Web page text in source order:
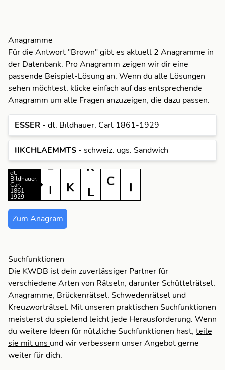
Anagramme
Für die Antwort "Brown" gibt es aktuell 2 Anagramme in
der Datenbank. Pro Anagramm zeigen wir dir eine
passende Beispiel-Lösung an. Wenn du alle Lösungen
sehen möchtest, klicke einfach auf das entsprechende
Anagramm um alle Fragen anzuzeigen, die dazu passen.
ESSER - dt. Bildhauer, Carl 1861-1929
IIKCHLAEMMTS - schweiz. ugs. Sandwich
dt.
Bildhauer,
Carl
1861-
1929
E
I
C
E
H
I
K
I
K
M
R
S
T
I
K
M
R
S
E
A
C
E
L
M
R
H
I
L
M
R
Zum Anagram
Suchfunktionen
Die KWDB ist dein zuverlässiger Partner für
verschiedene Arten von Rätseln, darunter Schüttelrätsel,
Anagramme, Brückenrätsel, Schwedenrätsel und
Kreuzworträtsel. Mit unseren praktischen Suchfunktionen
meisterst du spielend leicht jede Herausforderung. Wenn
du weitere Ideen für nützliche Suchfunktionen hast, teile
sie mit uns und wir verbessern unser Angebot gerne
weiter für dich.